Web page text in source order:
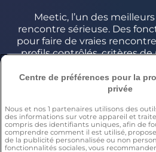
Meetic, l’un des
rencontre sérieuse. Des
pour faire de vraies
profils contrôlés, critères
géolocalisation pour trouver
vous comme
Conditions
Charte d’utilisation
Politique de
Centre de préférences pour la
privée
Nous et nos 1 partenaires utilisons des
des informations sur votre appareil et
compris des identifiants uniques, afin de
comprendre comment il est utilisé,
de la publicité personnalisée ou non
fonctionnalités sociales, vous